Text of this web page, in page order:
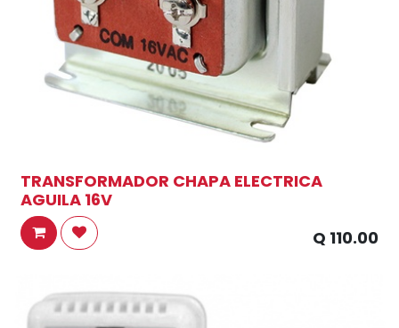
TRANSFORMADOR CHAPA ELECTRICA
AGUILA 16V
Q 110.00